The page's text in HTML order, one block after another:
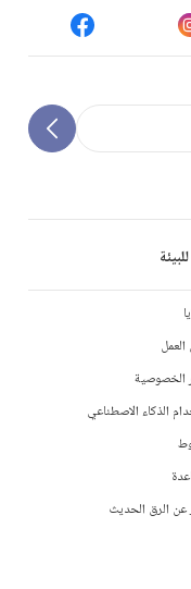
الخصوصية
الذكاء الاصطناعي
عن الرق الحديث